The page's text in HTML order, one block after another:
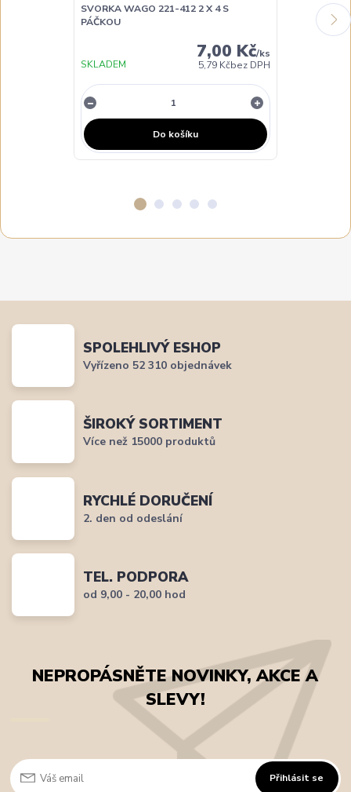
SVORKA WAGO 221-412 2 X 4 S
PÁČKOU
7,00 Kč/ks
5,79 Kčbez DPH
SKLADEM
Do košíku
SVORKA
PÁČKOU
SPOLEHLIVÝ ESHOP
Vyřízeno 52 310 objednávek
ŠIROKÝ SORTIMENT
Více než 15000 produktů
RYCHLÉ DORUČENÍ
2. den od odeslání
TEL. PODPORA
od 9,00 - 20,00 hod
NEPROPÁSNĚTE NOVINKY, AKCE A
SLEVY!
Přihlásit se